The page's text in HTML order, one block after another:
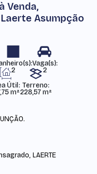
Venda,
Asumpção
2
2
Útil:
m²
Terreno:
228,57 m²
LAERTE